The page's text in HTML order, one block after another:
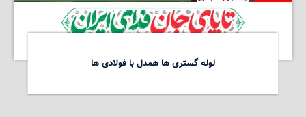
لوله گستری ها همدل با فولادی ها